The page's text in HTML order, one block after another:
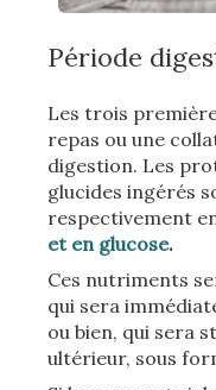
Période
Les trois
repas ou une
digestion. Les
glucides ingérés
respectivement
et en glucose.
Ces nutriments
qui sera
ou bien, qui sera
ultérieur, sous